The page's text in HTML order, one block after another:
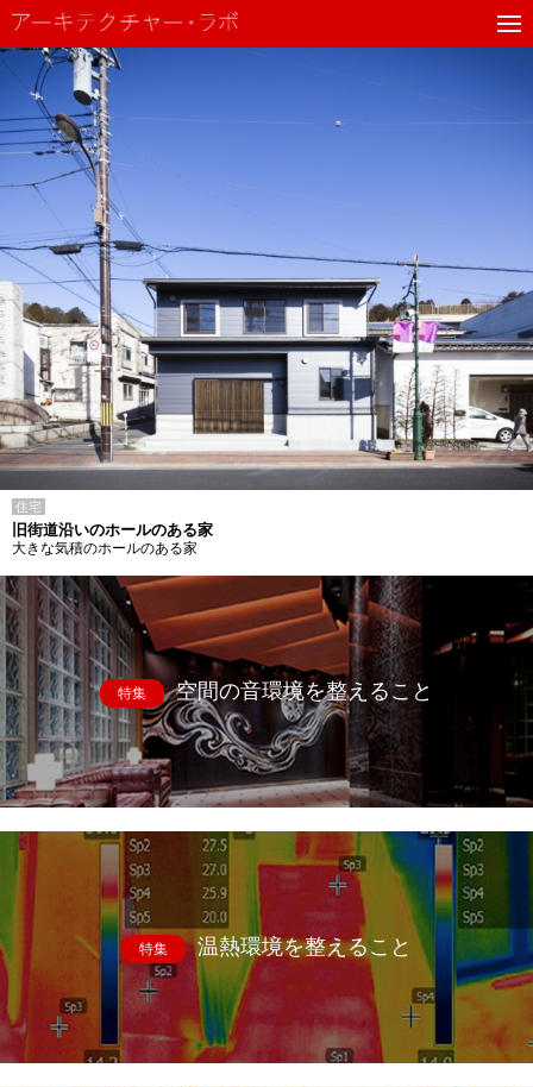
住宅
旧街道沿いのホールのある家
大きな気積のホールのある家
特集 空間の音環境を整えること
特集 温熱環境を整えること